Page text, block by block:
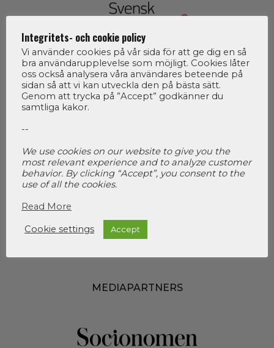
ORGANISATÖR
I SAMARBETE MED
MEDIAPARTNERS
Integritets- och cookie policy
Vi använder cookies på vår sida för att ge dig en så
bra användarupplevelse som möjligt. Cookies låter
oss också analysera våra användares beteende på
sidan så att vi kan utveckla den på bästa sätt.
Genom att trycka på ”Accept” godkänner du
samtliga kakor.
--
We use cookies on our website to give you the
most relevant experience and to analyze customer
behavior. By clicking “Accept”, you consent to the
use of all the cookies.
Read More
Cookie settings Accept